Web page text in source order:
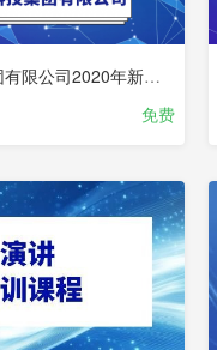
中国钢研科技集团有限公司2020年新闻宣传工作网络培训班
免费